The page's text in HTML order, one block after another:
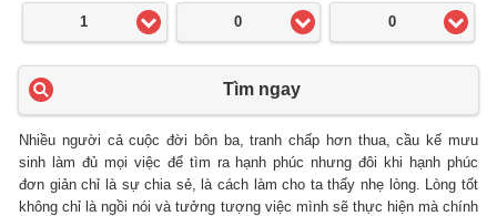
1 0 0
Tìm ngay
Nhiều người cả cuộc đời bôn ba, tranh chấp hơn thua, cầu kế mưu
sinh làm đủ mọi việc để tìm ra hạnh phúc nhưng đôi khi hạnh phúc
đơn giản chỉ là sự chia sẻ, là cách làm cho ta thấy nhẹ lòng. Lòng tốt
không chỉ là ngồi nói và tưởng tượng việc mình sẽ thực hiện mà chính